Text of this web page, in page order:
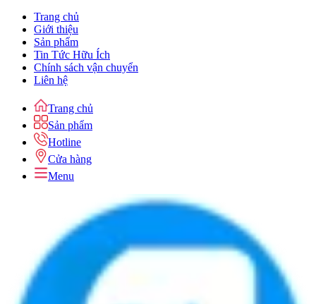
Trang chủ
Giới thiệu
Sản phẩm
Tin Tức Hữu Ích
Chính sách vận chuyển
Liên hệ
Trang chủ
Sản phẩm
Hotline
Cửa hàng
Menu